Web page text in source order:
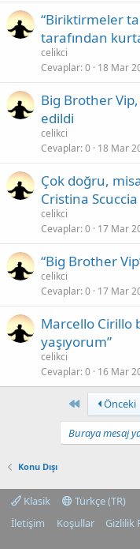
“Biriktirmeler
tarafından
celikci
Cevaplar 0 18 Mar
Big Brother
edildi
celikci
Cevaplar 0 18 Mar
Çok doğru,
Cristina Scuccia
celikci
Cevaplar 0 17 Mar
“Big Brother
celikci
Cevaplar 0 17 Mar
Marcello Cirillo
yaşıyorum”
celikci
Cevaplar 0 16 Mar
First Önceki
Buraya mesaj
Konu Dışı
Klasik
Türkçe (TR)
İletişim
Koşullar Gizlilik